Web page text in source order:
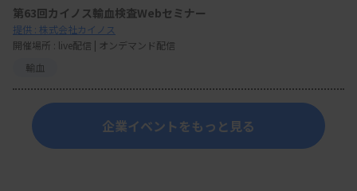
第63回カイノス輸血検査Webセミナー
提供 : 株式会社カイノス
開催場所 : live配信 | オンデマンド配信
輸血
企業イベントをもっと見る